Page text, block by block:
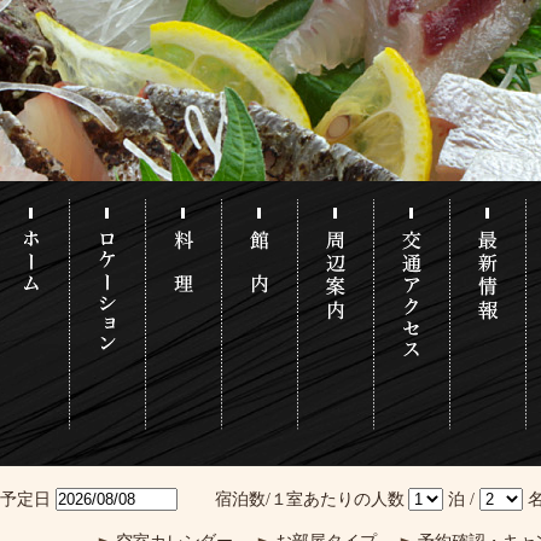
定日 宿泊数/１室あたりの人数 泊 /